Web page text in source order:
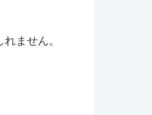
ません。